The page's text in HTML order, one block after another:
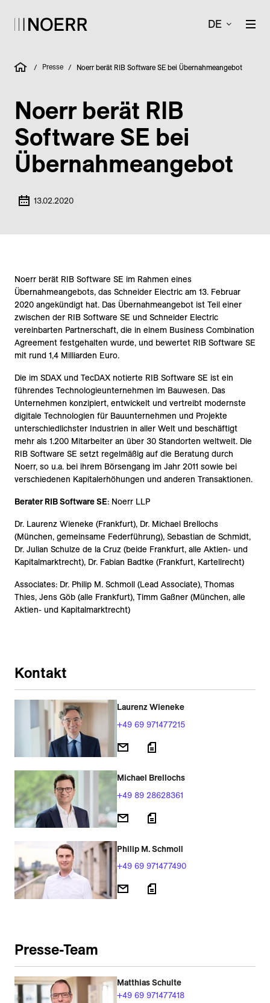
DE
/ Presse / Noerr berät RIB Software SE bei Übernahmeangebot
Noerr berät RIB
Software SE bei
Übernahmeangebot
13.02.2020
Noerr berät RIB Software SE im Rahmen eines
Übernahmeangebots, das Schneider Electric am 13. Februar
2020 angekündigt hat. Das Übernahmeangebot ist Teil einer
zwischen der RIB Software SE und Schneider Electric
vereinbarten Partnerschaft, die in einem Business Combination
Agreement festgehalten wurde, und bewertet RIB Software SE
mit rund 1,4 Milliarden Euro.
Die im SDAX und TecDAX notierte RIB Software SE ist ein
führendes Technologieunternehmen im Bauwesen. Das
Unternehmen konzipiert, entwickelt und vertreibt modernste
digitale Technologien für Bauunternehmen und Projekte
unterschiedlichster Industrien in aller Welt und beschäftigt
mehr als 1.200 Mitarbeiter an über 30 Standorten weltweit. Die
RIB Software SE setzt regelmäßig auf die Beratung durch
Noerr, so u.a. bei ihrem Börsengang im Jahr 2011 sowie bei
verschiedenen Kapitalerhöhungen und anderen Transaktionen.
Berater RIB Software SE: Noerr LLP
Dr. Laurenz Wieneke (Frankfurt), Dr. Michael Brellochs
(München, gemeinsame Federführung), Sebastian de Schmidt,
Dr. Julian Schulze de la Cruz (beide Frankfurt, alle Aktien- und
Kapitalmarktrecht), Dr. Fabian Badtke (Frankfurt, Kartellrecht)
Associates: Dr. Philip M. Schmoll (Lead Associate), Thomas
Thies, Jens Göb (alle Frankfurt), Timm Gaßner (München, alle
Aktien- und Kapitalmarktrecht)
Kontakt
Laurenz Wieneke
+49 69 971477215
Michael Brellochs
+49 89 28628361
Philip M. Schmoll
+49 69 971477490
Presse-Team
Matthias Schulte
+49 69 971477418